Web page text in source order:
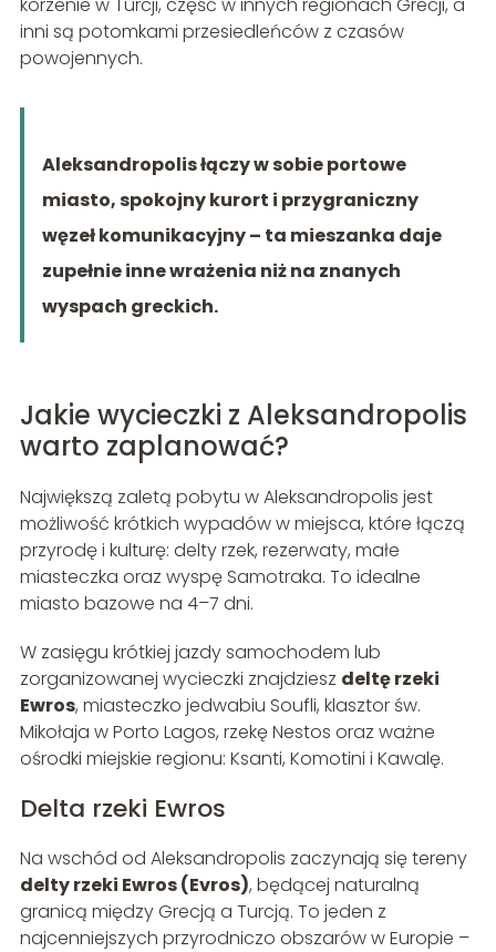
inni są potomkami przesiedleńców z czasów
powojennych.
Aleksandropolis łączy w sobie portowe
miasto, spokojny kurort i przygraniczny
węzeł komunikacyjny – ta mieszanka daje
zupełnie inne wrażenia niż na znanych
wyspach greckich.
Jakie wycieczki z Aleksandropolis
warto zaplanować?
Największą zaletą pobytu w Aleksandropolis jest
możliwość krótkich wypadów w miejsca, które łączą
przyrodę i kulturę: delty rzek, rezerwaty, małe
miasteczka oraz wyspę Samotraka. To idealne
miasto bazowe na 4–7 dni.
W zasięgu krótkiej jazdy samochodem lub
zorganizowanej wycieczki znajdziesz deltę rzeki
Ewros, miasteczko jedwabiu Soufli, klasztor św.
Mikołaja w Porto Lagos, rzekę Nestos oraz ważne
ośrodki miejskie regionu: Ksanti, Komotini i Kawalę.
Delta rzeki Ewros
Na wschód od Aleksandropolis zaczynają się tereny
delty rzeki Ewros (Evros), będącej naturalną
granicą między Grecją a Turcją. To jeden z
najcenniejszych przyrodniczo obszarów w Europie –